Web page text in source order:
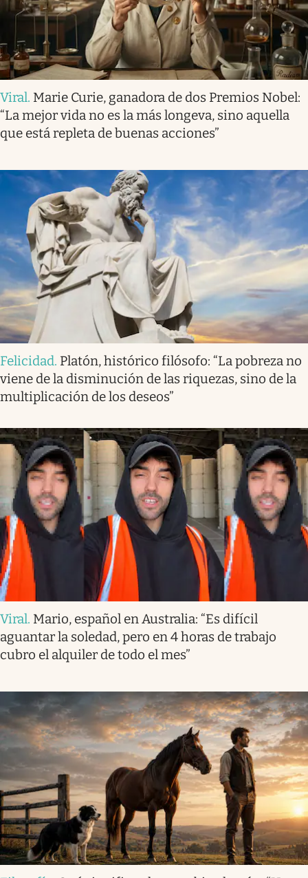
Viral. Marie Curie, ganadora de dos Premios Nobel:
“La mejor vida no es la más longeva, sino aquella
que está repleta de buenas acciones”
Felicidad. Platón, histórico filósofo: “La pobreza no
viene de la disminución de las riquezas, sino de la
multiplicación de los deseos”
Viral. Mario, español en Australia: “Es difícil
aguantar la soledad, pero en 4 horas de trabajo
cubro el alquiler de todo el mes”